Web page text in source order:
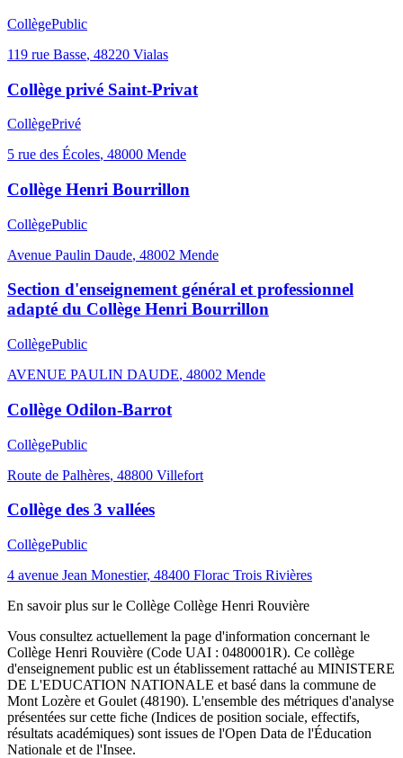
CollègePublic
119 rue Basse, 48220 Vialas
Collège privé Saint-Privat
CollègePrivé
5 rue des Écoles, 48000 Mende
Collège Henri Bourrillon
CollègePublic
Avenue Paulin Daude, 48002 Mende
Section d'enseignement général et professionnel
adapté du Collège Henri Bourrillon
CollègePublic
AVENUE PAULIN DAUDE, 48002 Mende
Collège Odilon-Barrot
CollègePublic
Route de Palhères, 48800 Villefort
Collège des 3 vallées
CollègePublic
4 avenue Jean Monestier, 48400 Florac Trois Rivières
En savoir plus sur le Collège Collège Henri Rouvière
Vous consultez actuellement la page d'information concernant le
Collège Henri Rouvière (Code UAI : 0480001R). Ce collège
d'enseignement public est un établissement rattaché au MINISTERE
DE L'EDUCATION NATIONALE et basé dans la commune de
Mont Lozère et Goulet (48190). L'ensemble des métriques d'analyse
présentées sur cette fiche (Indices de position sociale, effectifs,
résultats académiques) sont issues de l'Open Data de l'Éducation
Nationale et de l'Insee.